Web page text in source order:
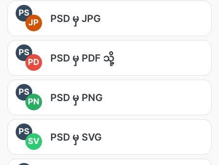
PS
JP
PSD မှ JPG
PS
PD
PSD မှ PDF သို့
PS
PN
PSD မှ PNG
PS
SV
PSD မှ SVG